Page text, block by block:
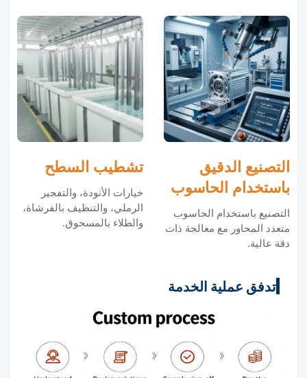
التصنيع الدقيق
باستخدام الحاسوب
التصنيع باستخدام الحاسوب
متعدد المحاور مع معالجة ذات
دقة عالية.
تشطيب السطح
خيارات الأنودة، والتفجير
الرملي، والتنظيف بالفرشاة،
والطلاء بالمسحوق.
تدفق عملية الخدمة